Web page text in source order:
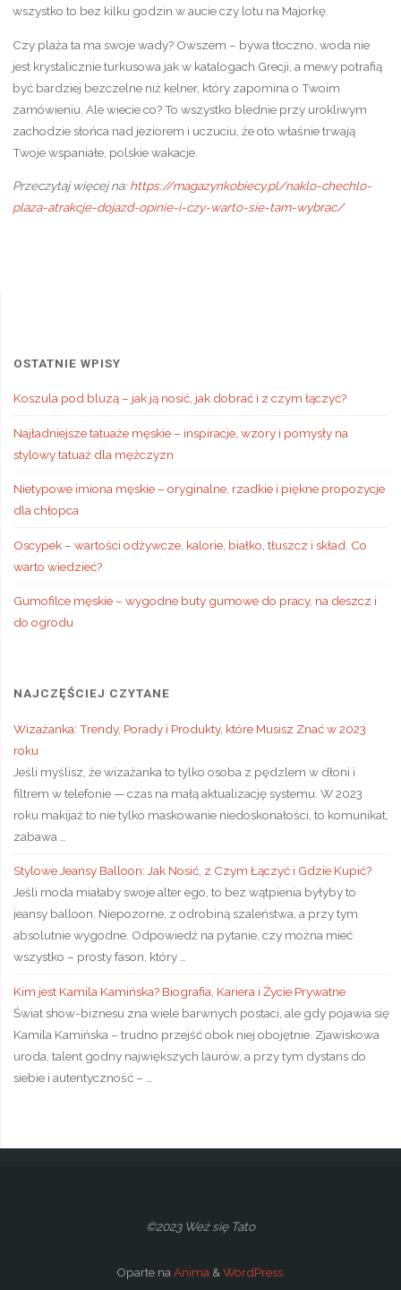
wszystko to bez kilku godzin w aucie czy lotu na Majorkę.
Czy plaża ta ma swoje wady? Owszem – bywa tłoczno, woda nie
jest krystalicznie turkusowa jak w katalogach Grecji, a mewy potrafią
być bardziej bezczelne niż kelner, który zapomina o Twoim
zamówieniu. Ale wiecie co? To wszystko blednie przy urokliwym
zachodzie słońca nad jeziorem i uczuciu, że oto właśnie trwają
Twoje wspaniałe, polskie wakacje.
Przeczytaj więcej na:https://magazynkobiecy.pl/naklo-chechlo-
plaza-atrakcje-dojazd-opinie-i-czy-warto-sie-tam-wybrac/
OSTATNIE WPISY
Koszula pod bluzą – jak ją nosić, jak dobrać i z czym łączyć?
Najładniejsze tatuaże męskie – inspiracje, wzory i pomysły na
stylowy tatuaż dla mężczyzn
Nietypowe imiona męskie – oryginalne, rzadkie i piękne propozycje
dla chłopca
Oscypek – wartości odżywcze, kalorie, białko, tłuszcz i skład. Co
warto wiedzieć?
Gumofilce męskie – wygodne buty gumowe do pracy, na deszcz i
do ogrodu
NAJCZĘŚCIEJ CZYTANE
Wizażanka: Trendy, Porady i Produkty, które Musisz Znać w 2023
roku
Jeśli myślisz, że wizażanka to tylko osoba z pędzlem w dłoni i
filtrem w telefonie — czas na małą aktualizację systemu. W 2023
roku makijaż to nie tylko maskowanie niedoskonałości, to komunikat,
zabawa …
Stylowe Jeansy Balloon: Jak Nosić, z Czym Łączyć i Gdzie Kupić?
Jeśli moda miałaby swoje alter ego, to bez wątpienia byłyby to
jeansy balloon. Niepozorne, z odrobiną szaleństwa, a przy tym
absolutnie wygodne. Odpowiedź na pytanie, czy można mieć
wszystko – prosty fason, który …
Kim jest Kamila Kamińska? Biografia, Kariera i Życie Prywatne
Świat show-biznesu zna wiele barwnych postaci, ale gdy pojawia się
Kamila Kamińska – trudno przejść obok niej obojętnie. Zjawiskowa
uroda, talent godny największych laurów, a przy tym dystans do
siebie i autentyczność – …
©2023 Weź się Tato
Oparte na Anima & WordPress.